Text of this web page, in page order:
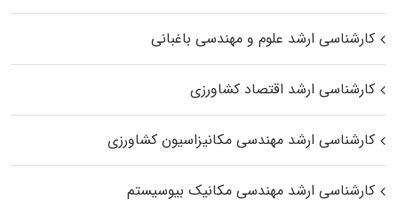
کارشناسی ارشد علوم و مهندسی باغبانی
کارشناسی ارشد اقتصاد کشاورزی
کارشناسی ارشد مهندسی مکانیزاسیون کشاورزی
کارشناسی ارشد مهندسی مکانیک بیوسیستم